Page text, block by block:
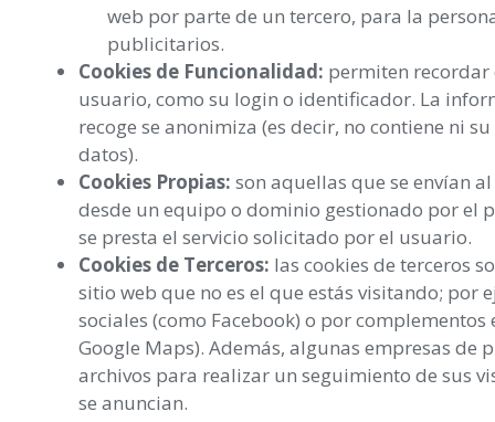
web por parte de un tercero, para la
publicitarios.
Cookies de Funcionalidad: permiten recordar
usuario, como su login o identificador. La
recoge se anonimiza (es decir, no contiene ni
datos).
Cookies Propias: son aquellas que se envían
desde un equipo o dominio gestionado por el
se presta el servicio solicitado por el usuario.
Cookies de Terceros: las cookies de terceros
sitio web que no es el que estás visitando; por
sociales (como Facebook) o por
Google Maps). Además, algunas empresas de
archivos para realizar un seguimiento de sus
se anuncian.